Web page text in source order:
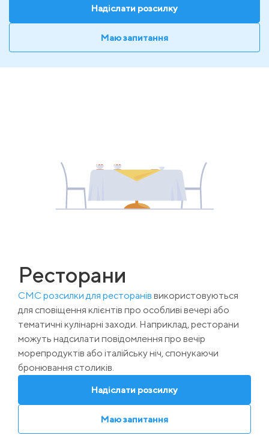
Надіслати розсилку
Маю запитання
Ресторани
СМС розсилки для ресторанів використовуються
для сповіщення клієнтів про особливі вечері або
тематичні кулінарні заходи. Наприклад, ресторани
можуть надсилати повідомлення про вечір
морепродуктів або італійську ніч, спонукаючи
бронювання столиків.
Надіслати розсилку
Маю запитання